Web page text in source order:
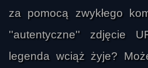
za pomocą zwykłego
''autentyczne'' zdjęcie
legenda wciąż żyje?